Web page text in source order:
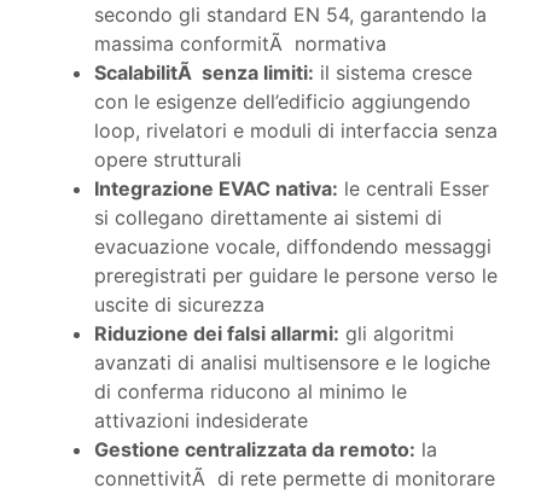
secondo gli standard EN 54, garantendo la
massima conformitÃ normativa
ScalabilitÃ senza limiti: il sistema cresce
con le esigenze dell’edificio aggiungendo
loop, rivelatori e moduli di interfaccia senza
opere strutturali
Integrazione EVAC nativa: le centrali Esser
si collegano direttamente ai sistemi di
evacuazione vocale, diffondendo messaggi
preregistrati per guidare le persone verso le
uscite di sicurezza
Riduzione dei falsi allarmi: gli algoritmi
avanzati di analisi multisensore e le logiche
di conferma riducono al minimo le
attivazioni indesiderate
Gestione centralizzata da remoto: la
connettivitÃ di rete permette di monitorare